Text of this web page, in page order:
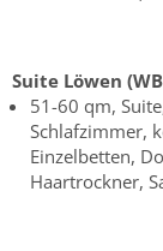
Suite Löwen
51-60 qm,
Schlafzimmer,
Einzelbetten,
Haartrockner,